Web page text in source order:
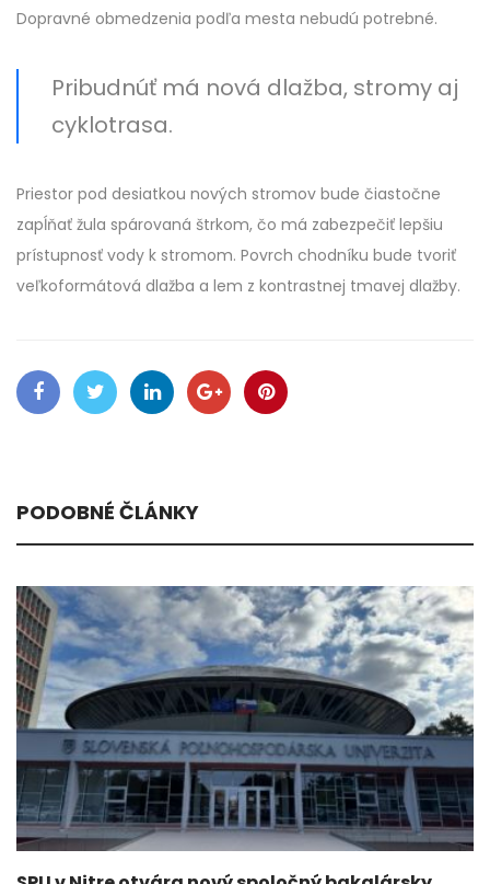
Dopravné obmedzenia podľa mesta nebudú potrebné.
Pribudnúť má nová dlažba, stromy aj
cyklotrasa.
Priestor pod desiatkou nových stromov bude čiastočne
zapĺňať žula spárovaná štrkom, čo má zabezpečiť lepšiu
prístupnosť vody k stromom. Povrch chodníku bude tvoriť
veľkoformátová dlažba a lem z kontrastnej tmavej dlažby.
PODOBNÉ ČLÁNKY